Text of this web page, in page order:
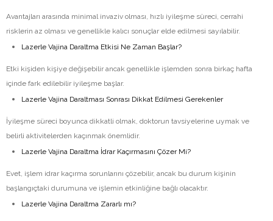
Avantajları arasında minimal invaziv olması, hızlı iyileşme süreci, cerrahi
risklerin az olması ve genellikle kalıcı sonuçlar elde edilmesi sayılabilir.
Lazerle Vajina Daraltma Etkisi Ne Zaman Başlar?
Etki kişiden kişiye değişebilir ancak genellikle işlemden sonra birkaç hafta
içinde fark edilebilir iyileşme başlar.
Lazerle Vajina Daraltması Sonrası Dikkat Edilmesi Gerekenler
İyileşme süreci boyunca dikkatli olmak, doktorun tavsiyelerine uymak ve
belirli aktivitelerden kaçınmak önemlidir.
Lazerle Vajina Daraltma İdrar Kaçırmasını Çözer Mi?
Evet, işlem idrar kaçırma sorunlarını çözebilir, ancak bu durum kişinin
başlangıçtaki durumuna ve işlemin etkinliğine bağlı olacaktır.
Lazerle Vajina Daraltma Zararlı mı?